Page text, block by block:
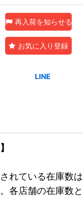
再入荷を知らせる
お気に入り登録
れている在庫数
各店舗の在庫数